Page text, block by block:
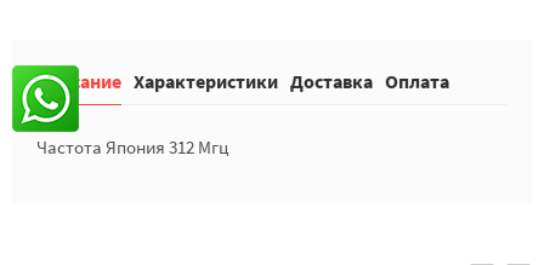
Описание Характеристики Доставка Оплата
Частота Япония 312 Мгц